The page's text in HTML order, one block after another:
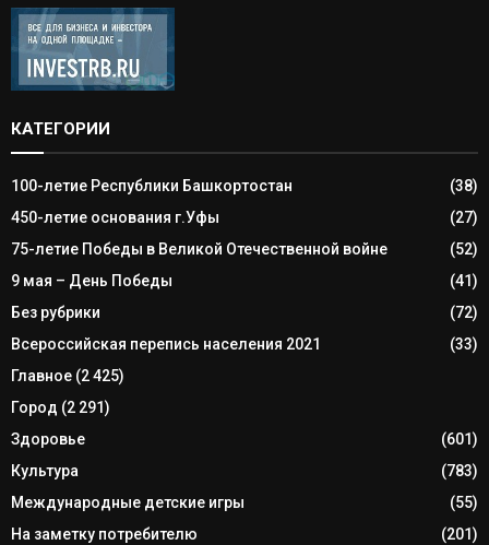
КАТЕГОРИИ
100-летие Республики Башкортостан
(38)
450-летие основания г.Уфы
(27)
75-летие Победы в Великой Отечественной войне
(52)
9 мая – День Победы
(41)
Без рубрики
(72)
Всероссийская перепись населения 2021
(33)
Главное (2 425)
Город (2 291)
Здоровье
(601)
Культура
(783)
Международные детские игры
(55)
На заметку потребителю
(201)